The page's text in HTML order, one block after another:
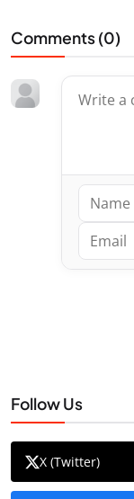
Comments (0)
Follow Us
X (Twitter)